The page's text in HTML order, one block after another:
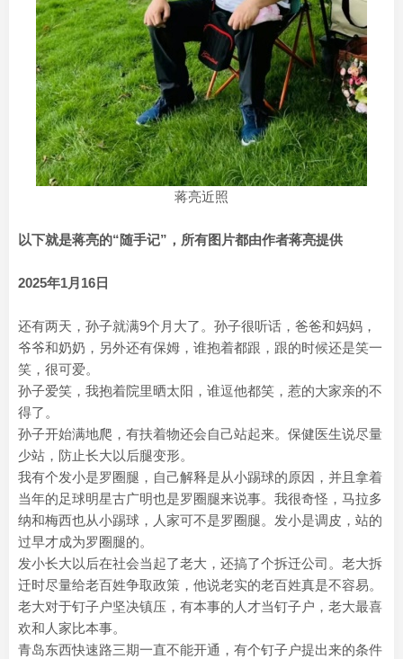
蒋亮近照
以下就是蒋亮的“随手记”，所有图片都由作者蒋亮提供
2025年1月16日
还有两天，孙子就满9个月大了。孙子很听话，爸爸和妈妈，
爷爷和奶奶，另外还有保姆，谁抱着都跟，跟的时候还是笑一
笑，很可爱。
孙子爱笑，我抱着院里晒太阳，谁逗他都笑，惹的大家亲的不
得了。
孙子开始满地爬，有扶着物还会自己站起来。保健医生说尽量
少站，防止长大以后腿变形。
我有个发小是罗圈腿，自己解释是从小踢球的原因，并且拿着
当年的足球明星古广明也是罗圈腿来说事。我很奇怪，马拉多
纳和梅西也从小踢球，人家可不是罗圈腿。发小是调皮，站的
过早才成为罗圈腿的。
发小长大以后在社会当起了老大，还搞了个拆迁公司。老大拆
迁时尽量给老百姓争取政策，他说老实的老百姓真是不容易。
老大对于钉子户坚决镇压，有本事的人才当钉子户，老大最喜
欢和人家比本事。
青岛东西快速路三期一直不能开通，有个钉子户提出来的条件